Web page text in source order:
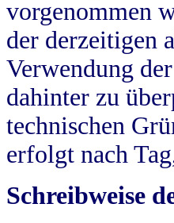
vorgenommen
der derzeitigen
Verwendung
dahinter zu
technischen
erfolgt nach
Schreibweise